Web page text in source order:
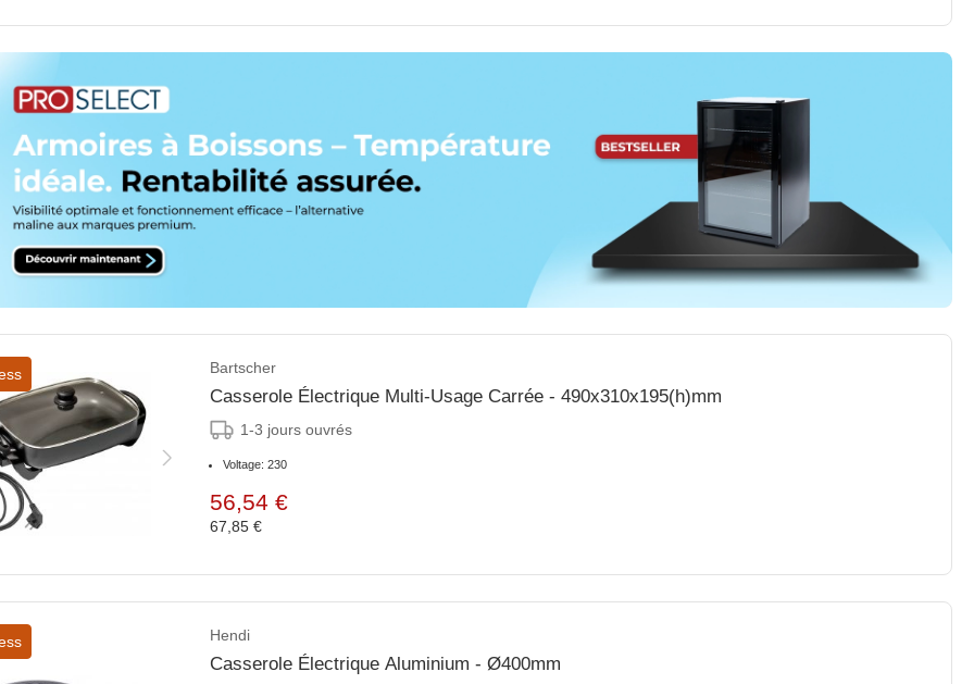
Bartscher
Casserole Électrique Multi-Usage Carrée - 490x310x195(h)mm
1-3 jours ouvrés
Voltage: 230
56,54 €
67,85 €
Hendi
Casserole Électrique Aluminium - Ø400mm